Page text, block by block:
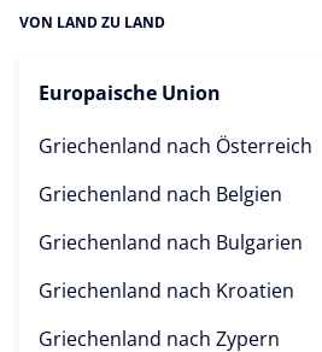
VON LAND ZU LAND
Europaische Union
Griechenland nach Österreich
Griechenland nach Belgien
Griechenland nach Bulgarien
Griechenland nach Kroatien
Griechenland nach Zypern